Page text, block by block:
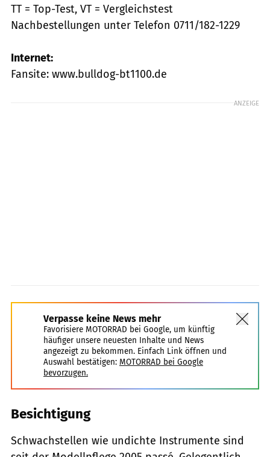
TT = Top-Test, VT = Vergleichstest
Nachbestellungen unter Telefon 0711/182-1229
Internet:
Fansite: www.bulldog-bt1100.de
ANZEIGE
Verpasse keine News mehr
Favorisiere MOTORRAD bei Google, um künftig
häufiger unsere neuesten Inhalte und News
angezeigt zu bekommen. Einfach Link öffnen und
Auswahl bestätigen: MOTORRAD bei Google
bevorzugen.
Besichtigung
Schwachstellen wie undichte Instrumente sind